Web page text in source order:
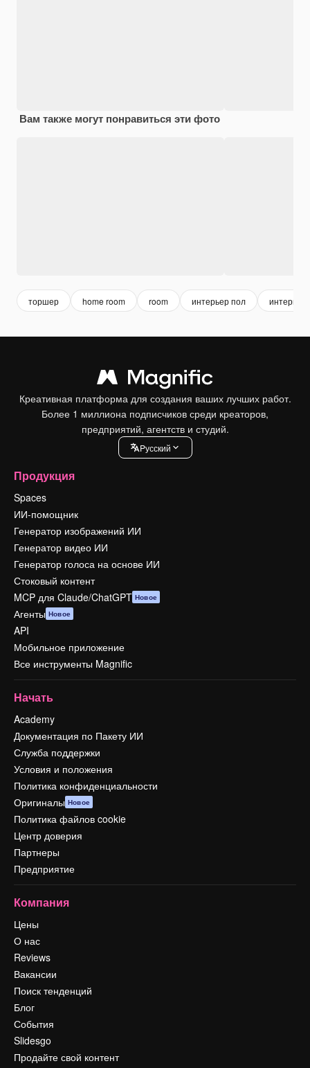
Вам также могут понравиться эти фото
торшер home room room интерьер пол интерьер
Креативная платформа для создания ваших лучших работ.
Более 1 миллиона подписчиков среди креаторов,
предприятий, агентств и студий.
Pусский
Продукция
Spaces
ИИ-помощник
Генератор изображений ИИ
Генератор видео ИИ
Генератор голоса на основе ИИ
Стоковый контент
MCP для Claude/ChatGPT Новое
Агенты Новое
API
Мобильное приложение
Все инструменты Magnific
Начать
Academy
Документация по Пакету ИИ
Служба поддержки
Условия и положения
Политика конфиденциальности
Оригиналы Новое
Политика файлов cookie
Центр доверия
Партнеры
Предприятие
Компания
Цены
О нас
Reviews
Вакансии
Поиск тенденций
Блог
События
Slidesgo
Продайте свой контент